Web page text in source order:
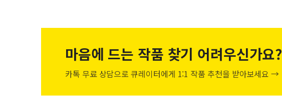
마음에 드는 작품 찾기 어려우신가요?
카톡 무료 상담으로 큐레이터에게 1:1 작품 추천을 받아보세요 →